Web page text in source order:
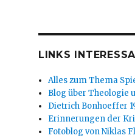
LINKS
Alles zum Thema
Blog über Theologie
Dietrich Bonhoeffer
Erinnerungen der
Fotoblog von Niklas